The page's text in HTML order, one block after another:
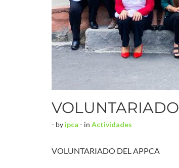
VOLUNTARIADO
- by ipca - in Actividades
VOLUNTARIADO DEL APPCA